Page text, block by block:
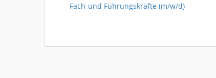
Fach-und Führungskräfte (m/w/d)